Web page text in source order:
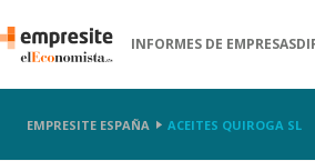
INFORMES DE EMPRESAS
EMPRESITE ESPAÑA ACEITES QUIROGA SL